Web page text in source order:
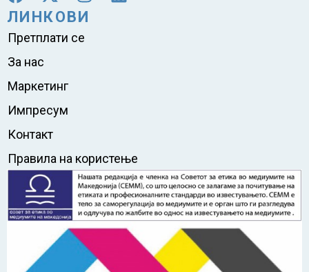
ЛИНКОВИ
Претплати се
За нас
Маркетинг
Импресум
Контакт
Правила на користење